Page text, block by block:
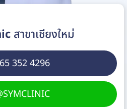
สาขาเชียงใหม่
352 4296